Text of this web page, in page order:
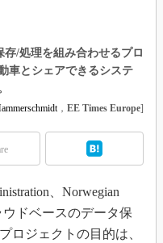
）
門（EDN
人とくる
/処理を組み合わせるプロ
車とシェアできるシステ
， EE Times Europe]
、Norwegian
ウドベースのデータ保
ロジェクトの目的は、